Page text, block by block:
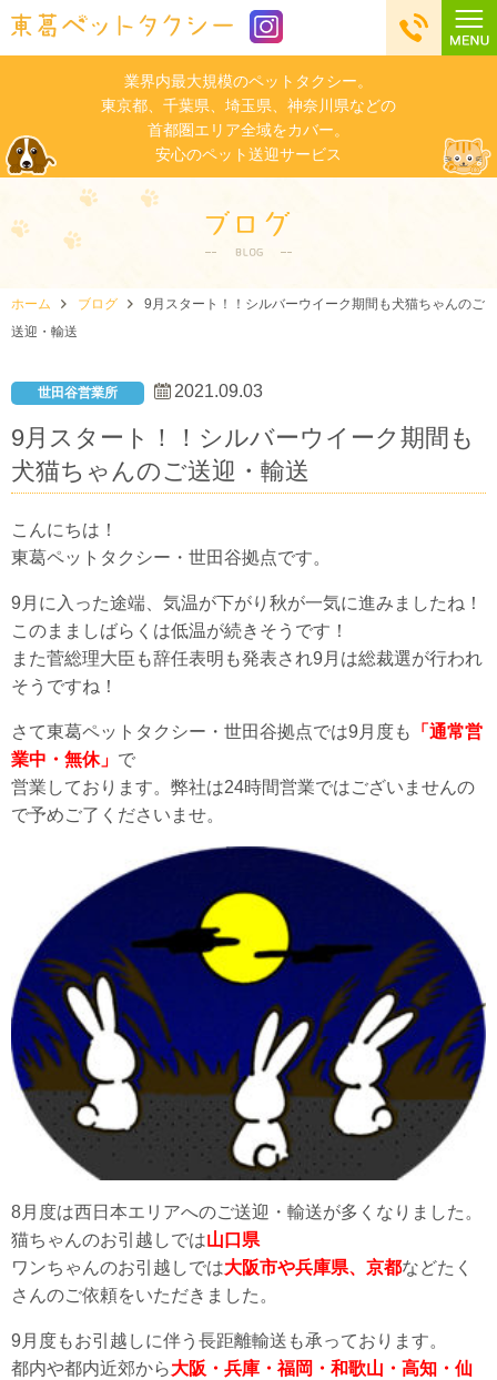
業界内最大規模のペットタクシー。
東京都、千葉県、埼玉県、神奈川県などの
首都圏エリア全域をカバー。
安心のペット送迎サービス
ホーム ブログ
9月スタート！！シルバーウイーク期間も犬猫ちゃんのご
送迎・輸送
世田谷営業所 2021.09.03
9月スタート！！シルバーウイーク期間も
犬猫ちゃんのご送迎・輸送
こんにちは！
東葛ペットタクシー・世田谷拠点です。
9月に入った途端、気温が下がり秋が一気に進みましたね！
このまましばらくは低温が続きそうです！
また菅総理大臣も辞任表明も発表され9月は総裁選が行われ
そうですね！
さて東葛ペットタクシー・世田谷拠点では9月度も
「通常営
業中・無休」 で
営業しております。弊社は24時間営業ではございませんの
で予めご了くださいませ。
8月度は西日本エリアへのご送迎・輸送が多くなりました。
猫ちゃんのお引越しでは山口県
ワンちゃんのお引越しでは大阪市や兵庫県、京都などたく
さんのご依頼をいただきました。
9月度もお引越しに伴う長距離輸送も承っております。
都内や都内近郊から大阪・兵庫・福岡・和歌山・高知・仙